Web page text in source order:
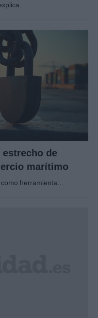
de
marítimo
herramienta…